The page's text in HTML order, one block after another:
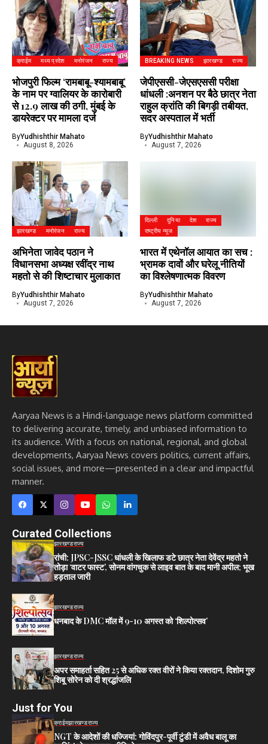
क्राईम मध्य प्रदेश मनोरंजन राज्य
भोजपुरी फिल्म ‘रामबाबू-श्यामबाबू’
के नाम पर ग्वालियर के कारोबारी
से 12.9 लाख की ठगी, मुंबई के
डायरेक्टर पर मामला दर्ज
ByYudhishthir Mahato
August 8, 2026
BREAKING NEWS झारखण्ड राज्य
जेपीएससी-जेएसएससी परीक्षा
धांधली :अनशन पर बैठे छात्र नेता
राहुल क्रांति की बिगड़ी तबीयत,
सदर अस्पताल में भर्ती
ByYudhishthir Mahato
August 7, 2026
झारखण्ड मनोरंजन राज्य
अभिनेता जावेद पठान ने
विधानसभा अध्यक्ष रवींद्र नाथ
महतो से की शिष्टाचार मुलाकात
ByYudhishthir Mahato
August 7, 2026
दिल्ली दुनिया देश
राज्य
राष्ट्रीय न्यूज
भारत में एथेनॉल आयात का सच :
भ्रामक दावों और घरेलू नीतियों
का विश्लेषणात्मक विवरण
ByYudhishthir Mahato
August 7, 2026
Aaryaa News is a Hindi-language news platform committed
to delivering accurate, timely, and unbiased information to
its audience. With a focus on national, regional, and global
developments, Aaryaa News covers politics, current affairs,
social issues, and more—presented in a clear and impactful
manner.
Curated Collections
झारखण्डराज्य
रांची: JPSC-JSSC धांधली के खिलाफ डटे छात्र नेता देवेंद्र महतो ने
तोड़ा ‘वाटर फास्ट’, सोनम वांगचुक से लाइव बात के बाद मानी अपील; भूख
हड़ताल जारी
झारखण्डराज्य
धनबाद के DMC मॉल में 9-10 अगस्त को ‘शिल्पोत्सव’
झारखण्डराज्य
अपर समाहर्ता सहित 25 से अधिक रक्त वीरों ने किया रक्तदान, दिशोम गुरु
शिबू सोरेन को दी श्रद्धांजलि
Just for You
क्राईमझारखण्डराज्य
NGT के आदेशों की धज्जियां: गोविंदपुर-पूर्वी टुंडी में अवैध बालू का